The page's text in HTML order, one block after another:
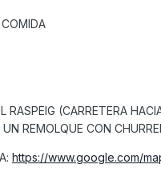
RASPEIG (CARRETERA
REMOLQUE CON
https://www.google.com/